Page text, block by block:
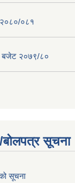
२०८०/०८१
बजेट २०७९/८०
बोलपत्र सूचना
सूचना